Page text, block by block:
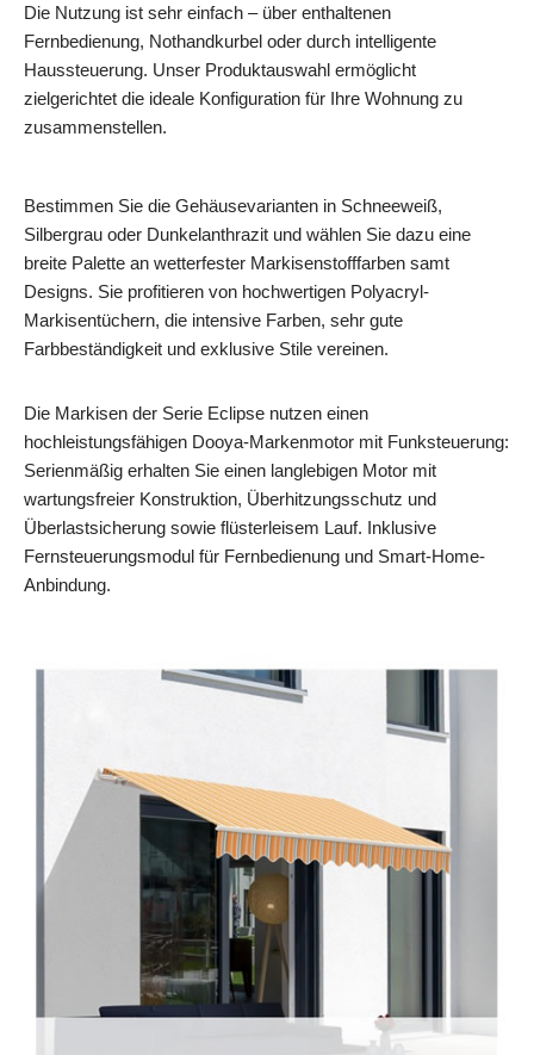
Die Nutzung ist sehr einfach – über enthaltenen
Fernbedienung, Nothandkurbel oder durch intelligente
Haussteuerung. Unser Produktauswahl ermöglicht
zielgerichtet die ideale Konfiguration für Ihre Wohnung zu
zusammenstellen.
Bestimmen Sie die Gehäusevarianten in Schneeweiß,
Silbergrau oder Dunkelanthrazit und wählen Sie dazu eine
breite Palette an wetterfester Markisenstofffarben samt
Designs. Sie profitieren von hochwertigen Polyacryl-
Markisentüchern, die intensive Farben, sehr gute
Farbbeständigkeit und exklusive Stile vereinen.
Die Markisen der Serie Eclipse nutzen einen
hochleistungsfähigen Dooya-Markenmotor mit Funksteuerung:
Serienmäßig erhalten Sie einen langlebigen Motor mit
wartungsfreier Konstruktion, Überhitzungsschutz und
Überlastsicherung sowie flüsterleisem Lauf. Inklusive
Fernsteuerungsmodul für Fernbedienung und Smart-Home-
Anbindung.